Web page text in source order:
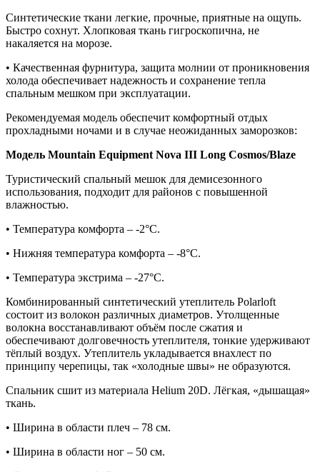
Синтетические ткани легкие, прочные, приятные на ощупь.
Быстро сохнут. Хлопковая ткань гигроскопична, не
накаляется на морозе.
• Качественная фурнитура, защита молнии от проникновения
холода обеспечивает надежность и сохранение тепла
спальным мешком при эксплуатации.
Рекомендуемая модель обеспечит комфортный отдых
прохладными ночами и в случае неожиданных заморозков:
Модель Mountain Equipment Nova III Long Cosmos/Blaze
Туристический спальный мешок для демисезонного
использования, подходит для районов с повышенной
влажностью.
• Температура комфорта – -2°С.
• Нижняя температура комфорта – -8°С.
• Температура экстрима – -27°С.
Комбинированный синтетический утеплитель Polarloft
состоит из волокон различных диаметров. Утолщенные
волокна восстанавливают объём после сжатия и
обеспечивают долговечность утеплителя, тонкие удерживают
тёплый воздух. Утеплитель укладывается внахлест по
принципу черепицы, так «холодные швы» не образуются.
Спальник сшит из материала Helium 20D. Лёгкая, «дышащая»
ткань.
• Ширина в области плеч – 78 см.
• Ширина в области ног – 50 см.